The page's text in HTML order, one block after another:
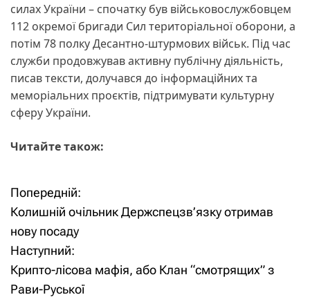
силах України – спочатку був військовослужбовцем
112 окремої бригади Сил територіальної оборони, а
потім 78 полку Десантно-штурмових військ. Під час
служби продовжував активну публічну діяльність,
писав тексти, долучався до інформаційних та
меморіальних проєктів, підтримувати культурну
сферу України.
Читайте також:
Н
а
в
і
Попередній:
Колишній очільник Держспецзв’язку отримав
нову посаду
Наступний:
Крипто-лісова мафія, або Клан “смотрящих” з
Рави-Руської